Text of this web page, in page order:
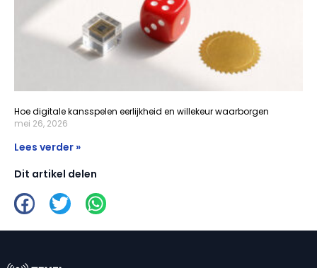
Hoe digitale kansspelen eerlijkheid en willekeur waarborgen
mei 26, 2026
Lees verder »
Dit artikel delen